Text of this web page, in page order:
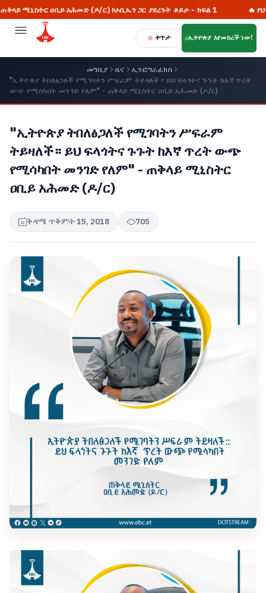
ዐቢይ አሕመድ (ዶ/ር) ከኦቢኤን ጋር ያደረጉት ቆይታ - ክፍል 1 🔥 የህንዱ
ቀጥታ ኢትዮጵያ እየመከረች ነው!
መግቢያ ዜና
ኢንፎግራፊክስ
"ኢትዮጵያ ትበለፅጋለች የሚገባትን ሥፍራም ትይዛለች። ይህ ፍላጎትና ጉጉት ከእኛ ጥረት
ውጭ የሚሳካበት መንገድ የለም" - ጠቅላይ ሚኒስትር ዐቢይ አሕመድ (ዶ/ር)
"ኢትዮጵያ ትበለፅጋለች የሚገባትን ሥፍራም
ትይዛለች። ይህ ፍላጎትና ጉጉት ከእኛ ጥረት ውጭ
የሚሳካበት መንገድ የለም" - ጠቅላይ ሚኒስትር
ዐቢይ አሕመድ (ዶ/ር)
ቅዳሜ ጥቅምት 15, 2018 705